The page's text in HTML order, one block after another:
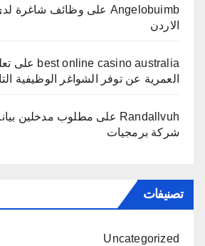
Angelobuimb على
الاردن
best online casino australia على
العمرية عن توفر الشواغر الوظيفية
Randallvuh على مطلوب مدخلين
شركة برمجيات
تصنيفات
Uncategorized